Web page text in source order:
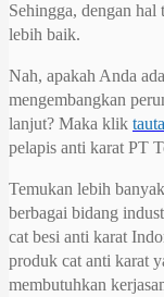
Sehingga, dengan hal
lebih baik.
Nah, apakah Anda
mengembangkan
lanjut? Maka klik
pelapis anti karat PT
Temukan lebih
berbagai bidang
cat besi anti karat
produk cat anti karat
membutuhkan